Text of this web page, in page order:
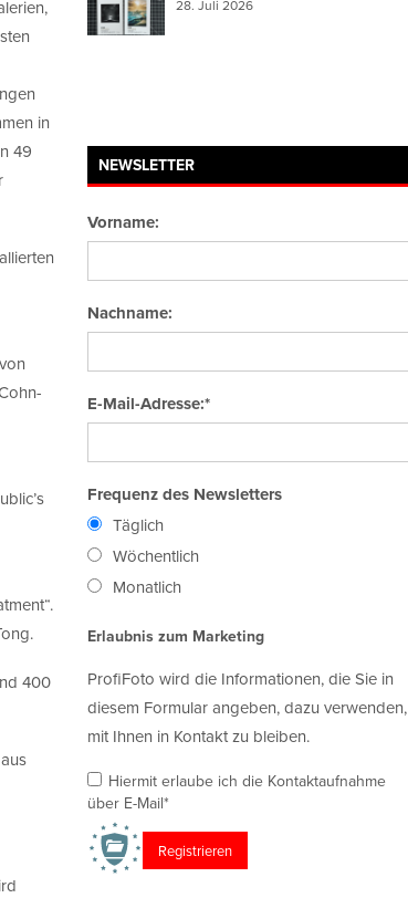
in
49
400
28. Juli 2026
NEWSLETTER
Vorname:
Nachname:
E-Mail-Adresse:*
Frequenz des Newsletters
Täglich
Wöchentlich
Monatlich
Erlaubnis zum Marketing
ProfiFoto wird die Informationen, die Sie in
diesem Formular angeben, dazu verwenden,
mit Ihnen in Kontakt zu bleiben.
Hiermit erlaube ich die Kontaktaufnahme
über E-Mail*